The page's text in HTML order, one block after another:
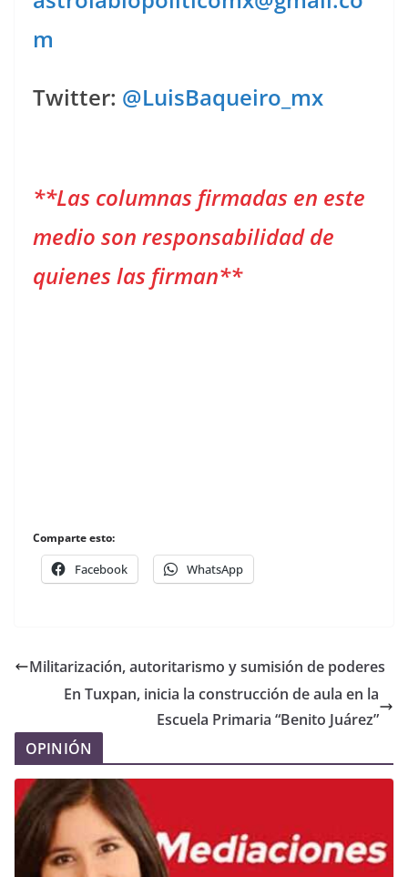
m
Twitter: @LuisBaqueiro_mx
**Las columnas firmadas en este
medio son responsabilidad de
quienes las firman**
Comparte esto:
Facebook WhatsApp
Militarización, autoritarismo y sumisión de poderes
En Tuxpan, inicia la construcción de aula en la
Escuela Primaria “Benito Juárez”
OPINIÓN